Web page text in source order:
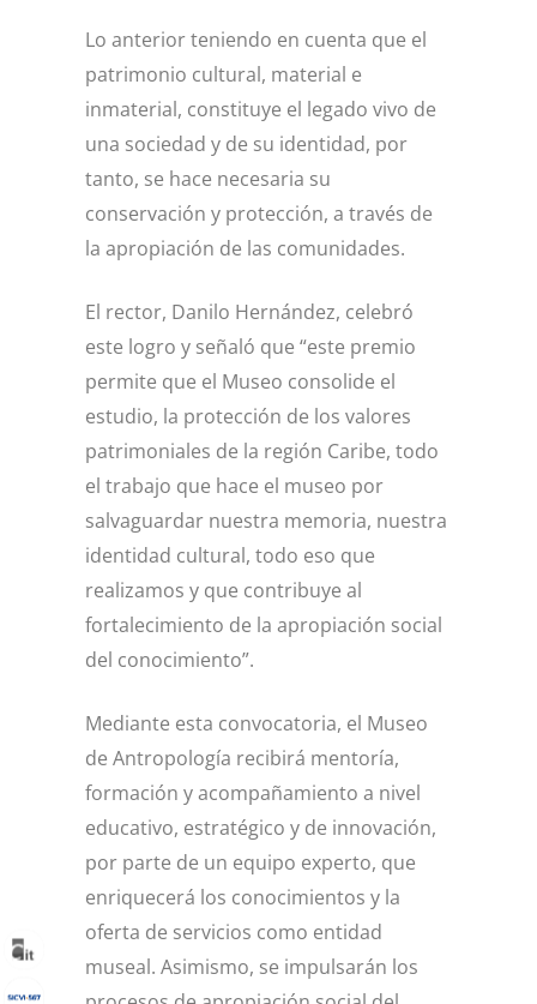
Lo anterior teniendo en cuenta que el
patrimonio cultural, material e
inmaterial, constituye el legado vivo de
una sociedad y de su identidad, por
tanto, se hace necesaria su
conservación y protección, a través de
la apropiación de las comunidades.
El rector, Danilo Hernández, celebró
este logro y señaló que “este premio
permite que el Museo consolide el
estudio, la protección de los valores
patrimoniales de la región Caribe, todo
el trabajo que hace el museo por
salvaguardar nuestra memoria, nuestra
identidad cultural, todo eso que
realizamos y que contribuye al
fortalecimiento de la apropiación social
del conocimiento”.
Mediante esta convocatoria, el Museo
de Antropología recibirá mentoría,
formación y acompañamiento a nivel
educativo, estratégico y de innovación,
por parte de un equipo experto, que
enriquecerá los conocimientos y la
oferta de servicios como entidad
museal. Asimismo, se impulsarán los